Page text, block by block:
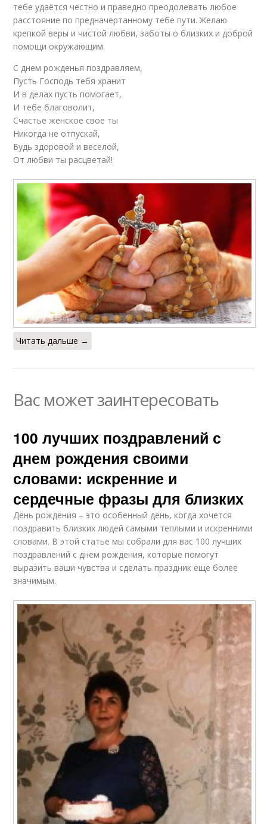
Рождения для
женщин
Поздравления для
Православные
традиции
тебе удаётся честно и праведно преодолевать любое
расстояние по предначертанному тебе пути. Желаю
крепкой веры и чистой любви, заботы о близких и доброй
помощи окружающим.
С днем рожденья поздравляем,
Пусть Господь тебя хранит
И в делах пусть помогает,
И тебе благоволит,
Счастье женское свое ты
Никогда не отпускай,
Будь здоровой и веселой,
От любви ты расцветай!
Читать дальше →
Вас может заинтересовать
100 лучших поздравлений с
днем рождения своими
словами: искренние и
сердечные фразы для близких
День рождения – это особенный день, когда хочется
поздравить близких людей самыми теплыми и искренними
словами. В этой статье мы собрали для вас 100 лучших
поздравлений с днем рождения, которые помогут
выразить ваши чувства и сделать праздник еще более
значимым.